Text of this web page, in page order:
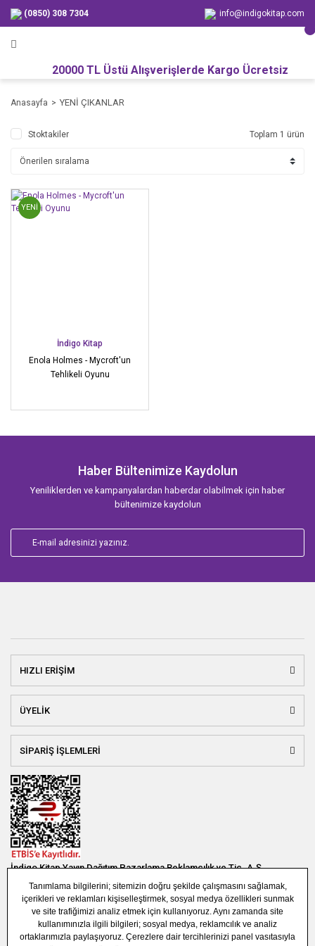
(0850) 308 7304 info@indigokitap.com
20000 TL Üstü Alışverişlerde Kargo Ücretsiz
Anasayfa YENİ ÇIKANLAR
Stoktakiler Toplam 1 ürün
YENİ
İndigo Kitap
Enola Holmes - Mycroft'un
Tehlikeli Oyunu
Haber Bültenimize Kaydolun
Yeniliklerden ve kampanyalardan haberdar olabilmek için haber
bültenimize kaydolun
HIZLI ERİŞİM
ÜYELİK
SİPARİŞ İŞLEMLERİ
İndigo Kitap Yayın Dağıtım Pazarlama Reklamcılık ve Tic. A.Ş.
Bağlar Mah. 19. Sok. Bina No:1E 1. Bodrum Kat. Güneşli - Bağcılar /
İSTANBUL
(0850) 308 7304